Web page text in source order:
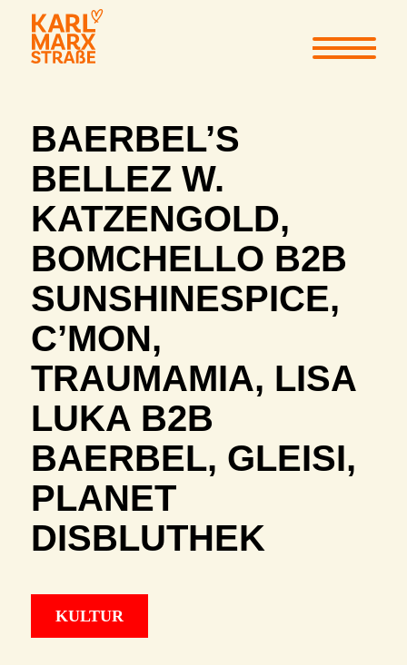
BAERBEL’S
BELLEZ W.
KATZENGOLD,
BOMCHELLO B2B
SUNSHINESPICE,
C’MON,
TRAUMAMIA, LISA
LUKA B2B
BAERBEL, GLEISI,
PLANET
DISBLUTHEK
KULTUR